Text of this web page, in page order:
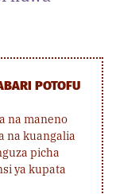
POTOFU
na maneno
na kuangalia
picha
ya kupata